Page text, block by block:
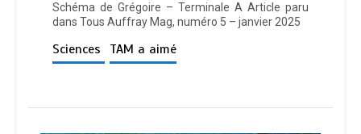
Schéma de Grégoire – Terminale A Article paru
dans Tous Auffray Mag, numéro 5 – janvier 2025
Sciences TAM a aimé